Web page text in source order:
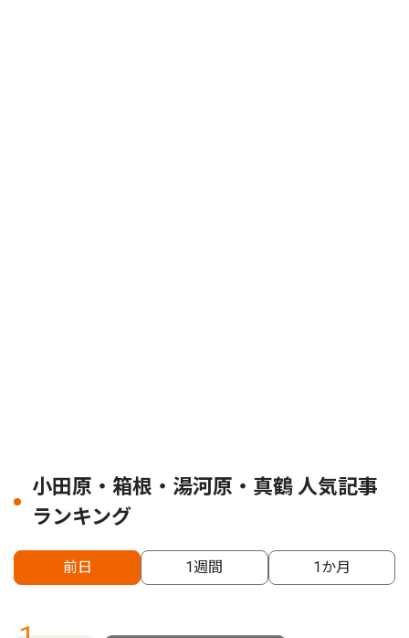
小田原・箱根・湯河原・真鶴 人気記事
ランキング
前日 1週間 1か月